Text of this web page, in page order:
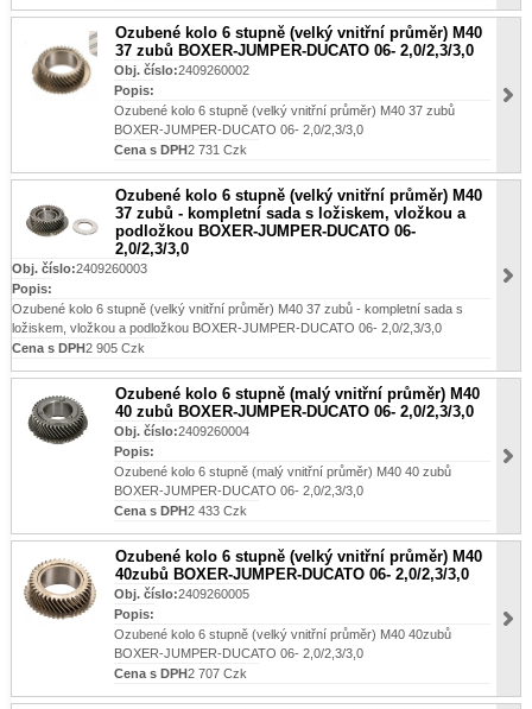
Ozubené kolo 6 stupně (velký vnitřní průměr) M40
37 zubů BOXER-JUMPER-DUCATO 06- 2,0/2,3/3,0
Obj. číslo:2409260002
Popis:
Ozubené kolo 6 stupně (velký vnitřní průměr) M40 37 zubů
BOXER-JUMPER-DUCATO 06- 2,0/2,3/3,0
Cena s DPH2 731 Czk
Ozubené kolo 6 stupně (velký vnitřní průměr) M40
37 zubů - kompletní sada s ložiskem, vložkou a
podložkou BOXER-JUMPER-DUCATO 06-
2,0/2,3/3,0
Obj. číslo:2409260003
Popis:
Ozubené kolo 6 stupně (velký vnitřní průměr) M40 37 zubů - kompletní sada s
ložiskem, vložkou a podložkou BOXER-JUMPER-DUCATO 06- 2,0/2,3/3,0
Cena s DPH2 905 Czk
Ozubené kolo 6 stupně (malý vnitřní průměr) M40
40 zubů BOXER-JUMPER-DUCATO 06- 2,0/2,3/3,0
Obj. číslo:2409260004
Popis:
Ozubené kolo 6 stupně (malý vnitřní průměr) M40 40 zubů
BOXER-JUMPER-DUCATO 06- 2,0/2,3/3,0
Cena s DPH2 433 Czk
Ozubené kolo 6 stupně (velký vnitřní průměr) M40
40zubů BOXER-JUMPER-DUCATO 06- 2,0/2,3/3,0
Obj. číslo:2409260005
Popis:
Ozubené kolo 6 stupně (velký vnitřní průměr) M40 40zubů
BOXER-JUMPER-DUCATO 06- 2,0/2,3/3,0
Cena s DPH2 707 Czk